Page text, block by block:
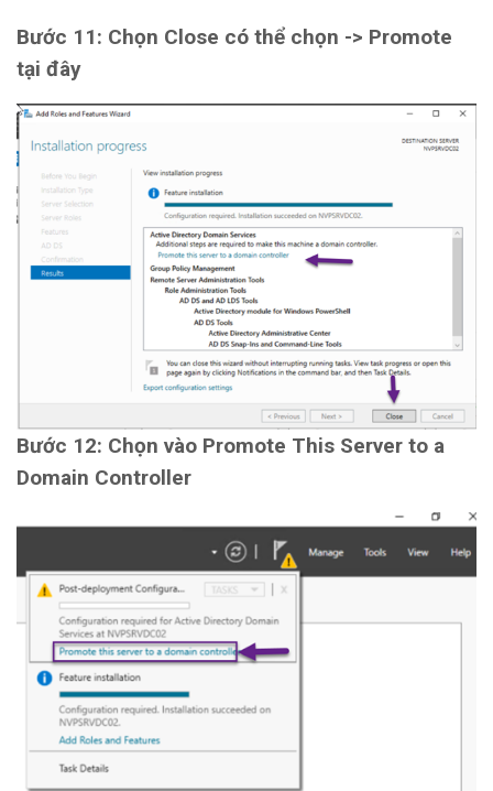
Bước 11: Chọn Close có thể chọn -> Promote
tại đây
Bước 12: Chọn vào Promote This Server to a
Domain Controller